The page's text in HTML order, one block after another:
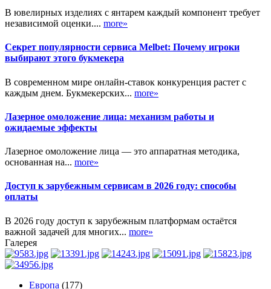
В ювелирных изделиях с янтарем каждый компонент требует
независимой оценки.... more»
Секрет популярности сервиса Melbet: Почему игроки
выбирают этого букмекера
В современном мире онлайн-ставок конкуренция растет с
каждым днем. Букмекерских... more»
Лазерное омоложение лица: механизм работы и
ожидаемые эффекты
Лазерное омоложение лица — это аппаратная методика,
основанная на... more»
Доступ к зарубежным сервисам в 2026 году: способы
оплаты
В 2026 году доступ к зарубежным платформам остаётся
важной задачей для многих... more»
Галерея
Европа (177)